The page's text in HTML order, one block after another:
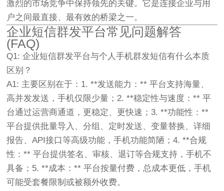
激烈的市场竞争中保持领先的关键。它是连接企业与用
户之间最直接、最有效的桥梁之一。
企业短信群发平台常见问题解答
(FAQ)
Q1: 企业短信群发平台与个人手机群发短信有什么本质
区别？
A1: 主要区别在于：1. **发送能力：** 平台支持海量、
高并发发送，手机仅限少量；2. **稳定性与速度：** 平
台通过运营商通道，更稳定、更快速；3. **功能性：**
平台提供批量导入、分组、定时发送、变量替换、详细
报告、API接口等高级功能，手机功能简陋；4. **合规
性：** 平台提供签名、审核、退订等合规支持，手机不
具备；5. **成本：** 平台按量付费，总成本更低，手机
可能受套餐限制或被额外收费。